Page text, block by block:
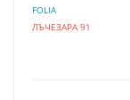
FOLIA
ЛЪЧЕЗАРА 91